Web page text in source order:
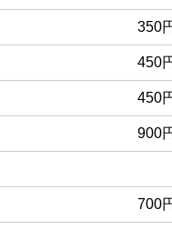
350
450
450
900
700